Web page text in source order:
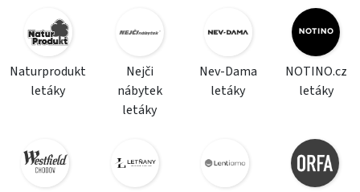
Naturprodukt
letáky
Nejči
nábytek
letáky
Nev-Dama
letáky
NOTINO.cz
letáky